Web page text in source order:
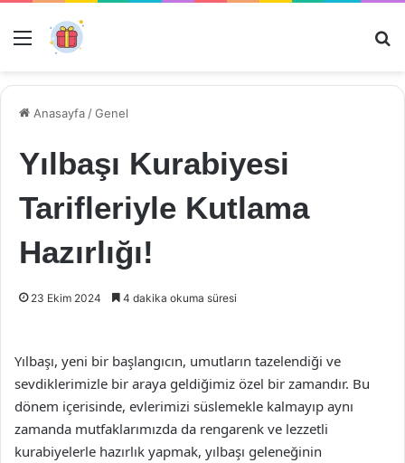
Menü
Anasayfa /Genel
Yılbaşı Kurabiyesi
Tarifleriyle Kutlama
Hazırlığı!
23 Ekim 2024 4 dakika okuma süresi
Yılbaşı, yeni bir başlangıcın, umutların tazelendiği ve
sevdiklerimizle bir araya geldiğimiz özel bir zamandır. Bu
dönem içerisinde, evlerimizi süslemekle kalmayıp aynı
zamanda mutfaklarımızda da rengarenk ve lezzetli
kurabiyelerle hazırlık yapmak, yılbaşı geleneğinin